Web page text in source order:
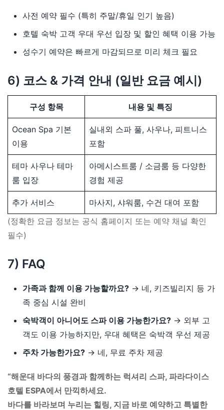
사전 예약 필수 (특히 주말/휴일 인기 높음)
호텔 숙박 고객 우대 우선 입장 및 할인 혜택 이용 가능
성수기 예약은 빠르게 마감되므로 미리 체크 필요
6) 코스 & 가격 안내 (일반 요금 예시)
구성 항목 내용 및 특징
Ocean Spa 기본
이용
실내외 스파 풀, 사우나, 피트니스
포함
테마 사우나 테마
룸 입장
아메시스트룸 / 소금룸 등 다양한
경험 제공
추가 서비스
마사지, 샤워룸, 수건 대여 포함
(정확한 요금 정보는 공식 홈페이지 또는 예약 채널 확인
필수)
7) FAQ
가족과 함께 이용 가능할까요? → 네, 키즈빌리지 등 가
족 중심 시설 완비
숙박객이 아니어도 스파 이용 가능한가요? → 외부 고
객도 이용 가능하지만, 우대 혜택은 숙박객 우선 제공
주차 가능한가요? → 네, 무료 주차 제공
“해운대 바다의 풍경과 함께하는 럭셔리 스파, 파라다이스
호텔 ESPA에서 만끽하세요.
바다를 바라보며 누리는 힐링, 지금 바로 예약하고 특별한